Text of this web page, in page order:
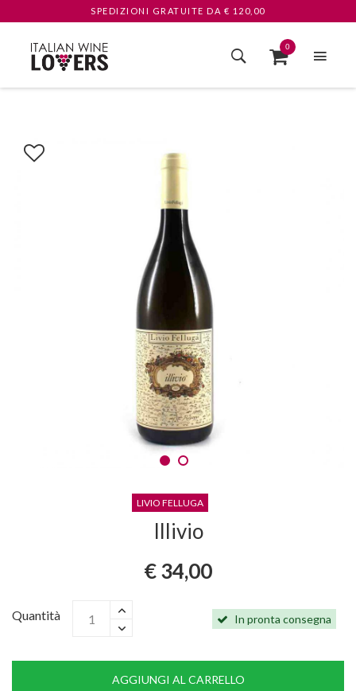
SPEDIZIONI GRATUITE DA € 120,00
0
LIVIO FELLUGA
Illivio
€ 34,00
Quantità In pronta consegna
AGGIUNGI AL CARRELLO